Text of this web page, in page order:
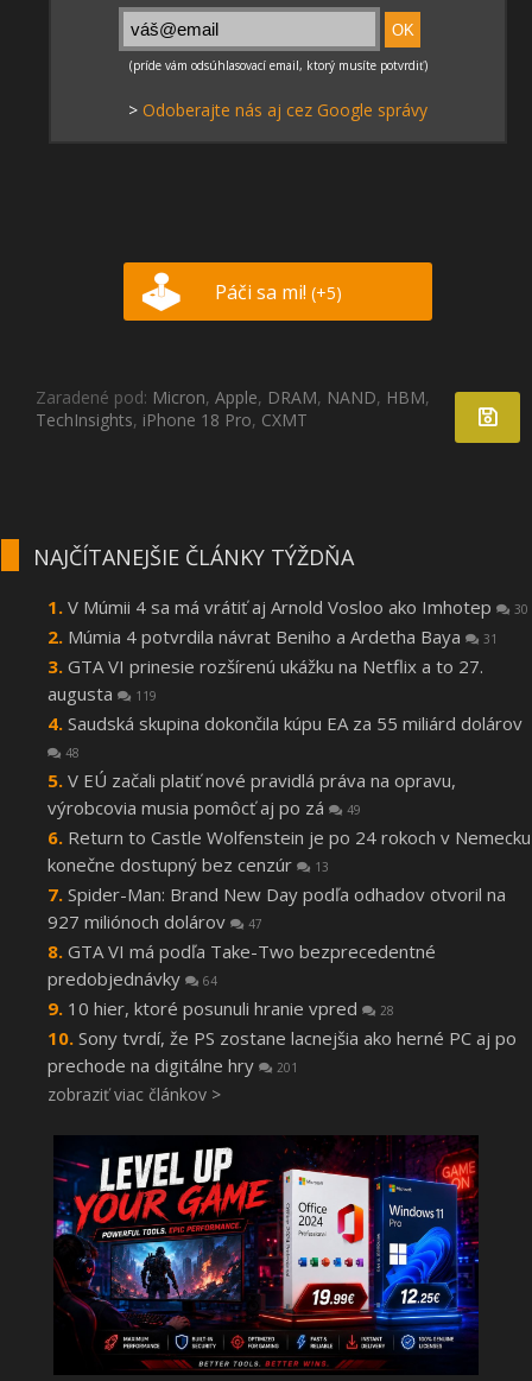
> Odoberajte nás aj cez Google správy
Páči sa mi! (+5)
Zaradené pod: Micron, Apple, DRAM, NAND, HBM,
TechInsights, iPhone 18 Pro, CXMT
NAJČÍTANEJŠIE ČLÁNKY TÝŽDŇA
V Múmii 4 sa má vrátiť aj Arnold Vosloo ako Imhotep 30
Múmia 4 potvrdila návrat Beniho a Ardetha Baya 31
GTA VI prinesie rozšírenú ukážku na Netflix a to 27.
augusta
119
Saudská skupina dokončila kúpu EA za 55 miliárd dolárov
48
V EÚ začali platiť nové pravidlá práva na opravu,
výrobcovia musia pomôcť aj po zá
49
Return to Castle Wolfenstein je po 24 rokoch v Nemecku
konečne dostupný bez cenzúr
13
Spider-Man: Brand New Day podľa odhadov otvoril na
927 miliónoch dolárov
47
GTA VI má podľa Take-Two bezprecedentné
predobjednávky
64
10 hier, ktoré posunuli hranie vpred 28
Sony tvrdí, že PS zostane lacnejšia ako herné PC aj po
prechode na digitálne hry
201
zobraziť viac článkov >